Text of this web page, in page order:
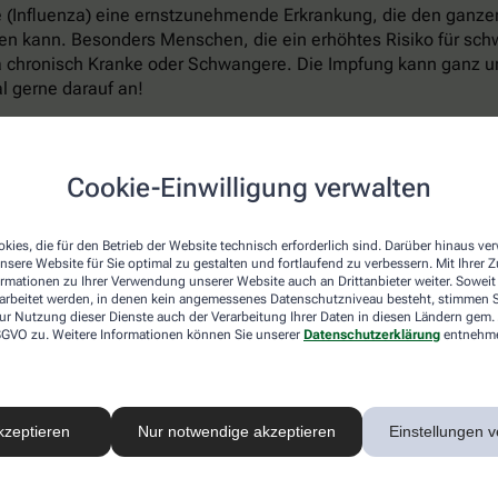
Cookie-Einwilligung verwalten
die für den Betrieb der Website technisch erforderlich sind. Darüber hinaus
Website für Sie optimal zu gestalten und fortlaufend zu verbessern. Mit Ihrer
zu Ihrer Verwendung unserer Website auch an Drittanbieter weiter. Soweit
werden, in denen kein angemessenes Datenschutzniveau besteht, stimmen
Nutzung dieser Dienste auch der Verarbeitung Ihrer Daten in diesen Ländern
zu. Weitere Informationen können Sie unserer Datenschutzerklärung
Nur notwendige akzeptieren Einstellungen
eine ernstzunehmende Erkrankung, die den
kann. Besonders Menschen, die ein erhöhtes Risiko für
Kranke oder Schwangere. Die Impfung kann ganz
gerne darauf an!
Erkältungserreger in den Körper eindringen, ist im
Infektionen macht. Forscher der renommierten Harvard
unser Abwehrsystem schwächt und Atemwegserkrankungen
von Viren oder Krankheitserregern normalerweise
Vesikel (EV). Die kleinen Bläschen enthalten unter
besetzt, an die Viren und Bakterien andocken, anstatt sich
deutlich weniger solcher EVs aus als bei wärmeren
Schwankungen bei Infektionen der oberen Atemwege
– es verringert nicht nur den Kontakt mit